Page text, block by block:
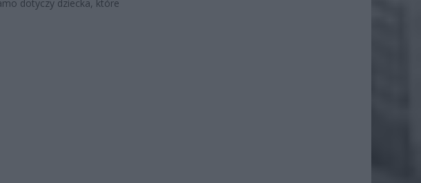
dotyczy dziecka, które